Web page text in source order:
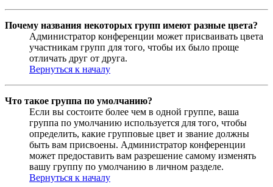
Почему названия некоторых групп имеют разные цвета?
Администратор конференции может присваивать цвета
участникам групп для того, чтобы их было проще
отличать друг от друга.
Вернуться к началу
Что такое группа по умолчанию?
Если вы состоите более чем в одной группе, ваша
группа по умолчанию используется для того, чтобы
определить, какие групповые цвет и звание должны
быть вам присвоены. Администратор конференции
может предоставить вам разрешение самому изменять
вашу группу по умолчанию в личном разделе.
Вернуться к началу